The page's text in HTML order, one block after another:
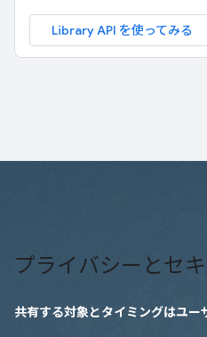
Library API を使ってみる
プライバシーとセ
共有する対象とタイミングはユー